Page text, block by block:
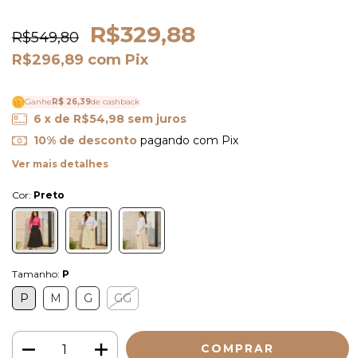
R$549,80 R$329,88
R$296,89 com Pix
Ganhe R$ 26,39de cashback
6 x de R$54,98 sem juros
10% de descontopagando com Pix
Ver mais detalhes
Cor: Preto
Tamanho: P
P M G GG